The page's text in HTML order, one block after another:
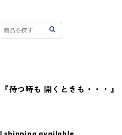
待つ時も 開くときも・・・』